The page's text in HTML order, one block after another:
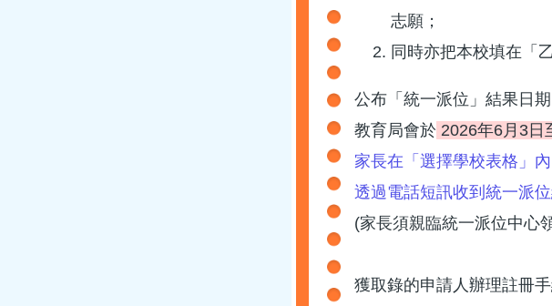
志願；
同時亦把本校填在「
公布「統一派位」結果日期
教育局會於 2026年6月3日
家長在「選擇學校表格」
透過電話短訊收到統一派
(家長須親臨統一派位中心
獲取錄的申請人辦理註冊